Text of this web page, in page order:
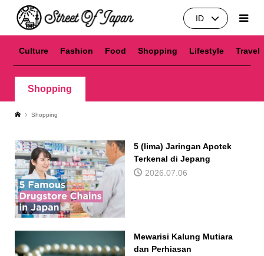
ID
Culture Fashion Food Shopping Lifestyle Travel
Shopping
Shopping
5 (lima) Jaringan Apotek
Terkenal di Jepang
2026.07.06
Mewarisi Kalung Mutiara
dan Perhiasan